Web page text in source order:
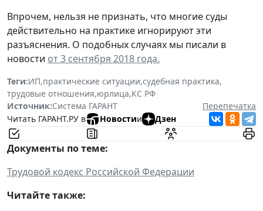
Впрочем, нельзя не признать, что многие суды
действительно на практике игнорируют эти
разъяснения. О подобных случаях мы писали в
новости от 3 сентября 2018 года.
Теги:ИП,практические ситуации,судебная практика,
трудовые отношения,юрлица,КС РФ
Источник:Система ГАРАНТ
Перепечатка
Читать ГАРАНТ.РУ в
Новостии Дзен
Документы по теме:
Трудовой кодекс Российской Федерации
Читайте также: